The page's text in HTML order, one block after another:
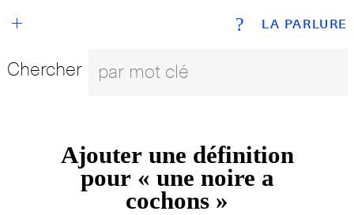
LA PARLURE
+ ?
Chercher
Ajouter une définition
pour « une noire a
cochons »